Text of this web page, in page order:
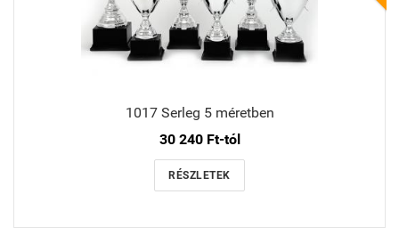
1017 Serleg 5 méretben
30 240 Ft-tól
RÉSZLETEK